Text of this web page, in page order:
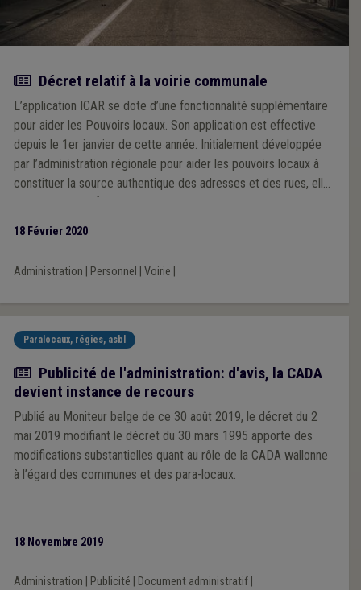
Article
Décret relatif à la voirie communale
L’application ICAR se dote d’une fonctionnalité supplémentaire
pour aider les Pouvoirs locaux. Son application est effective
depuis le 1er janvier de cette année. Initialement développée
par l’administration régionale pour aider les pouvoirs locaux à
constituer la source authentique des adresses et des rues, elle
18 Février 2020
Administration Personnel Voirie
Paralocaux, régies, asbl
Article
Publicité de l'administration: d'avis, la CADA
devient instance de recours
Publié au Moniteur belge de ce 30 août 2019, le décret du 2
mai 2019 modifiant le décret du 30 mars 1995 apporte des
modifications substantielles quant au rôle de la CADA wallonne
à l’égard des communes et des para-locaux.
18 Novembre 2019
Administration Publicité Document administratif|